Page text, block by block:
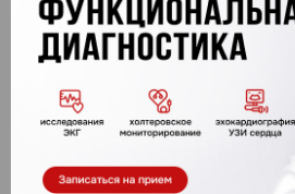
В 2014 году прошел
квалификации в ГБОУ ВПО
Университете.
В 2016 году прошел
квалификации в ГБОУ ВПО
Государственном
Университете.